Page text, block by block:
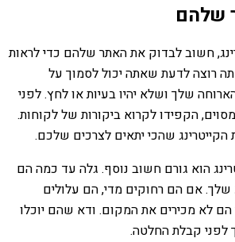
שלהם
חשוב לבדוק את האתר שלהם כדי לראות
רוצה לדעת שאתה יכול לסמוך על
שלך ושלא יהיו בעיות או לחץ. לפני
הקפידו לקרוא ביקורות של לקוחות.
הקייטרינג שהכי יתאים לצרכים שלכם.
הוא גורם חשוב נוסף. גלה עד כמה הם
שלך. אם הם רחוקים מדי, הם עלולים
הם לא מכירים את המקום. ודא שהם יוכלו
קבלת החלטה.